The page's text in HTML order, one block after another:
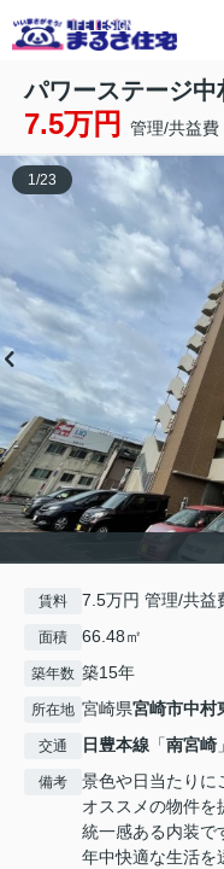
パワーステージ中
7.5万円 管理/共益費
1/23
賃料 7.5万円 管理/共益
面積 66.48㎡
築年数 築15年
所在地 宮崎県宮崎市中村
交通 日豊本線 「南宮崎
備考
景色や日当たりに
オススメの物件を
統一感ある内装で
年中快適な生活を